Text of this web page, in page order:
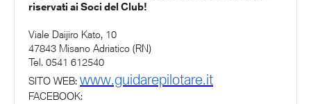
riservati ai Soci del Club!
Viale Daijiro Kato, 10
47843 Misano Adriatico (RN)
Tel. 0541 612540
SITO WEB: www.guidarepilotare.it
FACEBOOK: